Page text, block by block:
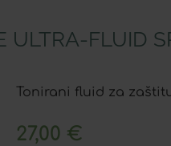
ULTRA-FLUID
Tonirani fluid za
27,00 €